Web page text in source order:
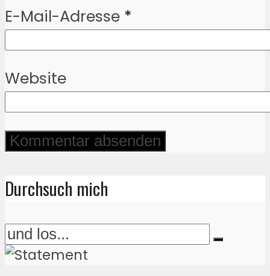
E-Mail-Adresse *
Website
Durchsuch mich